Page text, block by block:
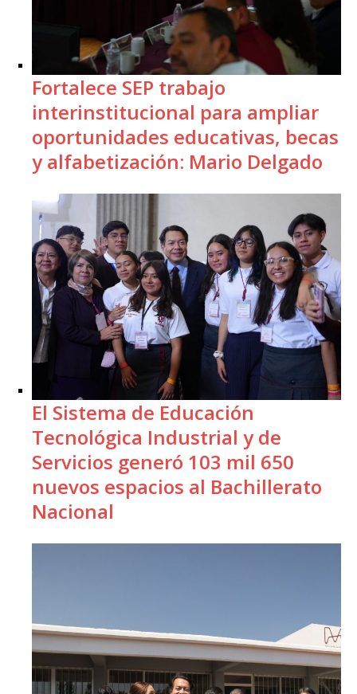
Fortalece SEP trabajo
interinstitucional para ampliar
oportunidades educativas, becas
y alfabetización: Mario Delgado
El Sistema de Educación
Tecnológica Industrial y de
Servicios generó 103 mil 650
nuevos espacios al Bachillerato
Nacional